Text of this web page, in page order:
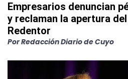
Empresarios denuncian
y reclaman la apertura
Redentor
PorRedacción Diario de Cuyo